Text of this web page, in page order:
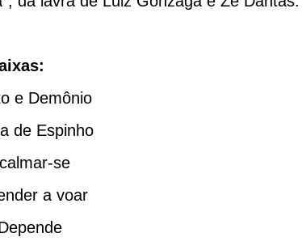
e Demônio
de Espinho
se
a voar
Depende